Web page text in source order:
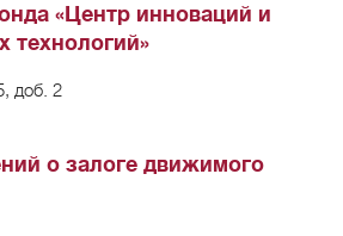
«Центр инноваций и
технологий»
доб. 2
о залоге движимого